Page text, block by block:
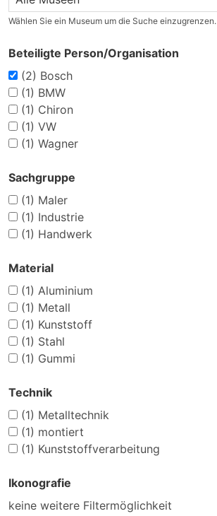
Wählen Sie ein Museum um die Suche einzugrenzen.
Beteiligte Person/Organisation
(2) Bosch
(1) BMW
(1) Chiron
(1) VW
(1) Wagner
Sachgruppe
(1) Maler
(1) Industrie
(1) Handwerk
Material
(1) Aluminium
(1) Metall
(1) Kunststoff
(1) Stahl
(1) Gummi
Technik
(1) Metalltechnik
(1) montiert
(1) Kunststoffverarbeitung
Ikonografie
keine weitere Filtermöglichkeit